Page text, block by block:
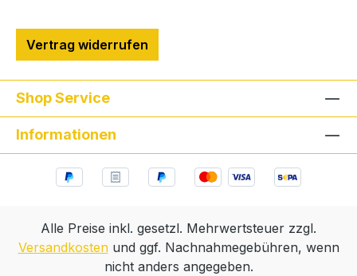
Vertrag widerrufen
Shop Service
Informationen
Alle Preise inkl. gesetzl. Mehrwertsteuer zzgl.
Versandkostenund ggf. Nachnahmegebühren, wenn
nicht anders angegeben.